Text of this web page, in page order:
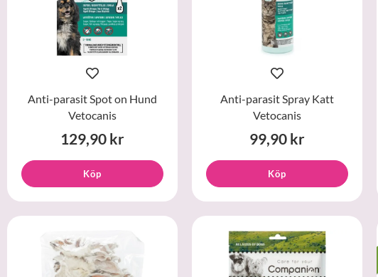
Anti-parasit Spot on Hund
Vetocanis
129,90 kr
Köp
Anti-parasit Spray Katt
Vetocanis
99,90 kr
Köp